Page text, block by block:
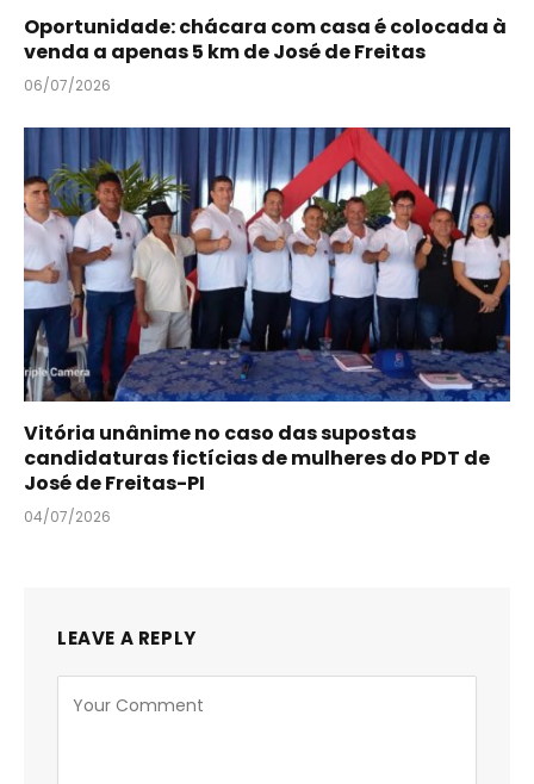
Oportunidade: chácara com casa é colocada à
venda a apenas 5 km de José de Freitas
06/07/2026
Vitória unânime no caso das supostas
candidaturas fictícias de mulheres do PDT de
José de Freitas-PI
04/07/2026
LEAVE A REPLY